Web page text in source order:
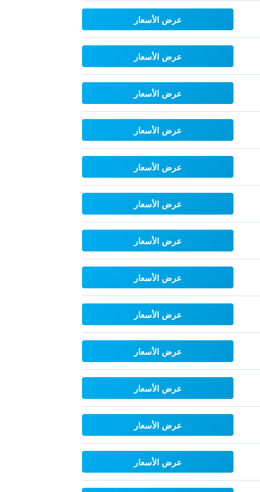
عرض الأسعار
عرض الأسعار
عرض الأسعار
عرض الأسعار
عرض الأسعار
عرض الأسعار
عرض الأسعار
عرض الأسعار
عرض الأسعار
عرض الأسعار
عرض الأسعار
عرض الأسعار
عرض الأسعار